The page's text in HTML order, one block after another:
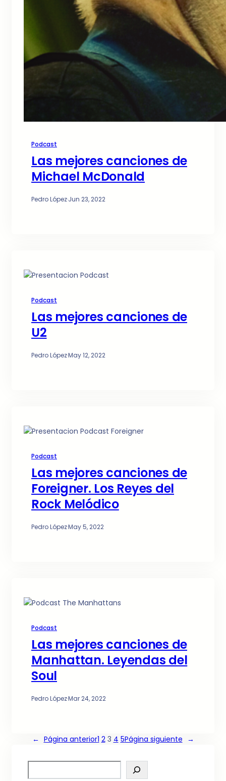
Podcast
Las mejores canciones de
Michael McDonald
Pedro López·Jun 23, 2022
Podcast
Las mejores canciones de
U2
Pedro López·May 12, 2022
Podcast
Las mejores canciones de
Foreigner. Los Reyes del
Rock Melódico
Pedro López·May 5, 2022
Podcast
Las mejores canciones de
Manhattan. Leyendas del
Soul
Pedro López·Mar 24, 2022
← Página anterior1 2 3 4 5Página siguiente →
e